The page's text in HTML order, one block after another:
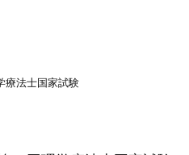
療法士国家試験